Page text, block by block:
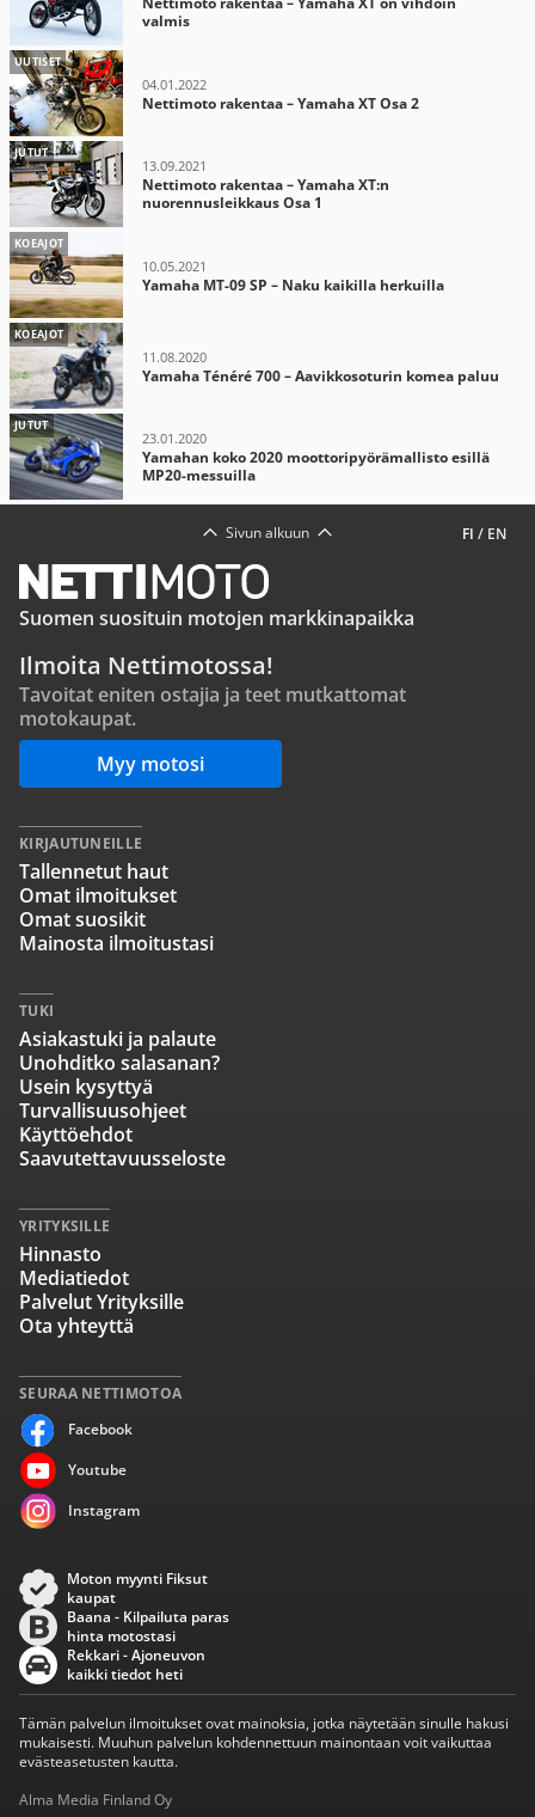
valmis
UUTISET
04.01.2022
Nettimoto rakentaa – Yamaha XT Osa 2
JUTUT
13.09.2021
Nettimoto rakentaa – Yamaha XT:n
nuorennusleikkaus Osa 1
KOEAJOT
10.05.2021
Yamaha MT-09 SP – Naku kaikilla herkuilla
KOEAJOT
11.08.2020
Yamaha Ténéré 700 – Aavikkosoturin komea paluu
JUTUT
23.01.2020
Yamahan koko 2020 moottoripyörämallisto esillä
MP20-messuilla
FI / EN
Sivun alkuun
Suomen suosituin motojen markkinapaikka
Ilmoita Nettimotossa!
Tavoitat eniten ostajia ja teet mutkattomat
motokaupat.
Myy motosi
SEURAA NETTIMOTOA
Facebook
Youtube
Instagram
KIRJAUTUNEILLE
Tallennetut haut
Omat ilmoitukset
Omat suosikit
Mainosta ilmoitustasi
TUKI
Asiakastuki ja palaute
Unohditko salasanan?
Usein kysyttyä
Turvallisuusohjeet
Käyttöehdot
Saavutettavuusseloste
YRITYKSILLE
Hinnasto
Mediatiedot
Palvelut Yrityksille
Ota yhteyttä
Moton myynti Fiksut
kaupat
Baana - Kilpailuta paras
hinta motostasi
Rekkari - Ajoneuvon
kaikki tiedot heti
Tämän palvelun ilmoitukset ovat mainoksia, jotka näytetään sinulle hakusi
mukaisesti. Muuhun palvelun kohdennettuun mainontaan voit vaikuttaa
evästeasetusten kautta.
Alma Media Finland Oy